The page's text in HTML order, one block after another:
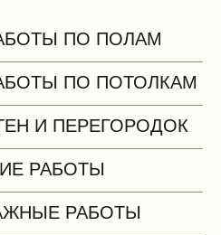
ПО ПОЛАМ
ПО ПОТОЛКАМ
И ПЕРЕГОРОДОК
РАБОТЫ
РАБОТЫ